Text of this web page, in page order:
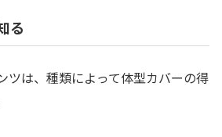
る
ツは、種類によって体型カバーの得